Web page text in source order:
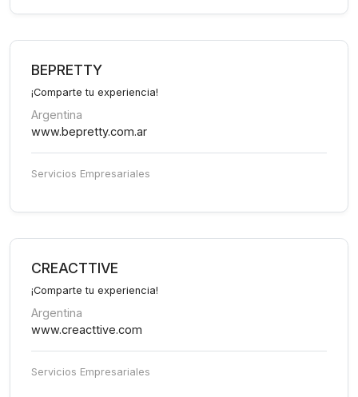
BEPRETTY
¡Comparte tu experiencia!
Argentina
www.bepretty.com.ar
Servicios Empresariales
CREACTTIVE
¡Comparte tu experiencia!
Argentina
www.creacttive.com
Servicios Empresariales